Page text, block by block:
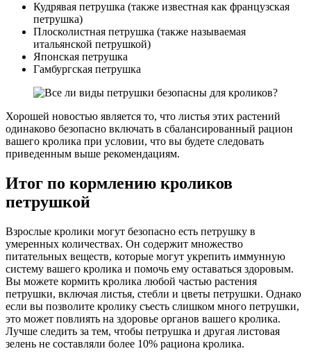
Кудрявая петрушка (также известная как французская
петрушка)
Плосколистная петрушка (также называемая
итальянской петрушкой)
Японская петрушка
Гамбургская петрушка
Хорошей новостью является то, что листья этих растений
одинаково безопасно включать в сбалансированный рацион
вашего кролика при условии, что вы будете следовать
приведенным выше рекомендациям.
Итог по кормлению кроликов
петрушкой
Взрослые кролики могут безопасно есть петрушку в
умеренных количествах. Он содержит множество
питательных веществ, которые могут укрепить иммунную
систему вашего кролика и помочь ему оставаться здоровым.
Вы можете кормить кролика любой частью растения
петрушки, включая листья, стебли и цветы петрушки. Однако
если вы позволите кролику съесть слишком много петрушки,
это может повлиять на здоровье органов вашего кролика.
Лучше следить за тем, чтобы петрушка и другая листовая
зелень не составляли более 10% рациона кролика.